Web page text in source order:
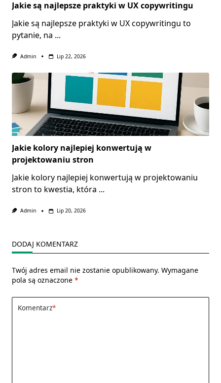
Jakie są najlepsze praktyki w UX copywritingu
Jakie są najlepsze praktyki w UX copywritingu to
pytanie, na ...
Admin Lip 22, 2026
Jakie kolory najlepiej konwertują w
projektowaniu stron
Jakie kolory najlepiej konwertują w projektowaniu
stron to kwestia, która ...
Admin Lip 20, 2026
DODAJ KOMENTARZ
Twój adres email nie zostanie opublikowany. Wymagane
pola są oznaczone *
Komentarz*